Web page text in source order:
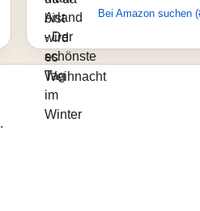
Bei Amazon suchen
.